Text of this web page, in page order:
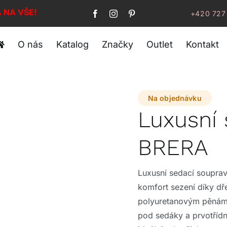
NA VŠE! +420
O nás Katalog Značky Outlet Kontakt
Na objednávku
Luxusní
BRERA
Luxusní sedací
komfort sezení díky
polyuretanovým
pod sedáky a